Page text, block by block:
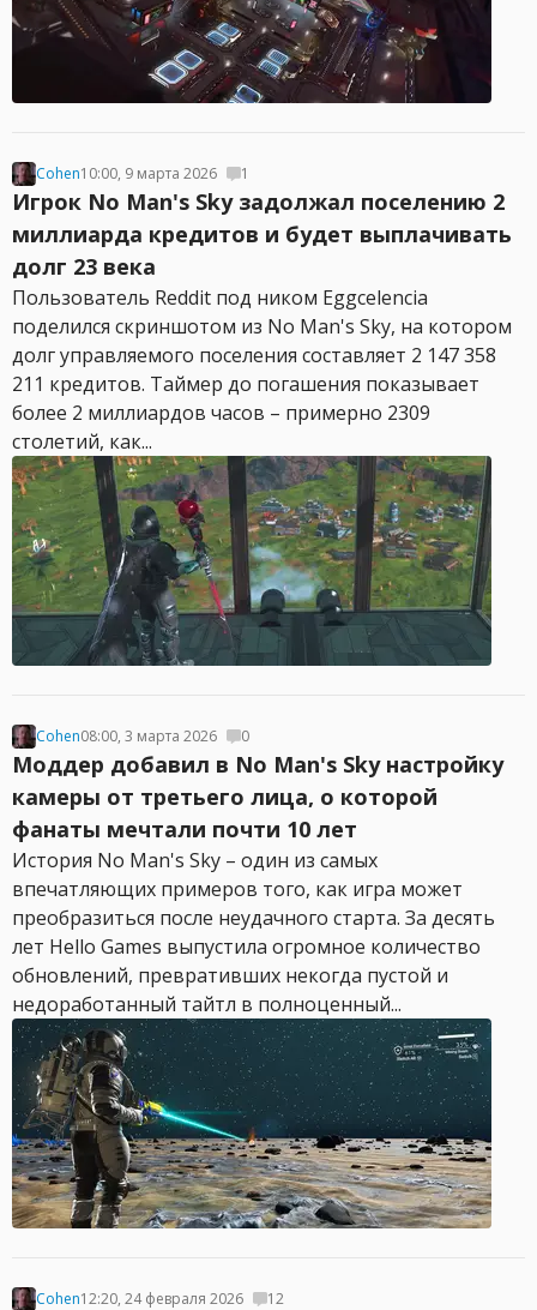
Cohen10:00, 9 марта 2026 1
Игрок No Man's Sky задолжал поселению 2
миллиарда кредитов и будет выплачивать
долг 23 века
Пользователь Reddit под ником Eggcelencia
поделился скриншотом из No Man's Sky, на котором
долг управляемого поселения составляет 2 147 358
211 кредитов. Таймер до погашения показывает
более 2 миллиардов часов – примерно 2309
столетий, как...
Cohen08:00, 3 марта 2026 0
Моддер добавил в No Man's Sky настройку
камеры от третьего лица, о которой
фанаты мечтали почти 10 лет
История No Man's Sky – один из самых
впечатляющих примеров того, как игра может
преобразиться после неудачного старта. За десять
лет Hello Games выпустила огромное количество
обновлений, превративших некогда пустой и
недоработанный тайтл в полноценный...
Cohen12:20, 24 февраля 2026 12